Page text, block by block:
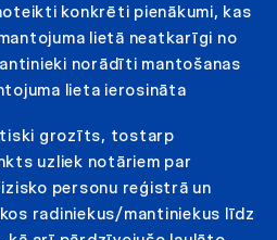
konkrēti pienākumi, kas
lietā neatkarīgi no
norādīti mantošanas
lieta ierosināta
grozīts, tostarp
uzliek notāriem par
personu reģistrā un
radiniekus/mantiniekus līdz